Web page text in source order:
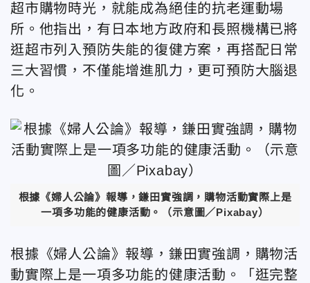
超市購物時光，就能成為絕佳的抗老運動場
所。他指出，有日本地方政府和長照機構已將
逛超市列入預防失能的復健方案，再搭配日常
三大習慣，不僅能增進肌力，更可預防大腦退
化。
根據《婦人公論》報導，鎌田實強調，購物活動實際上是
一項多功能的健康活動。（示意圖／Pixabay）
根據《婦人公論》報導，鎌田實強調，購物活
動實際上是一項多功能的健康活動。「逛完整